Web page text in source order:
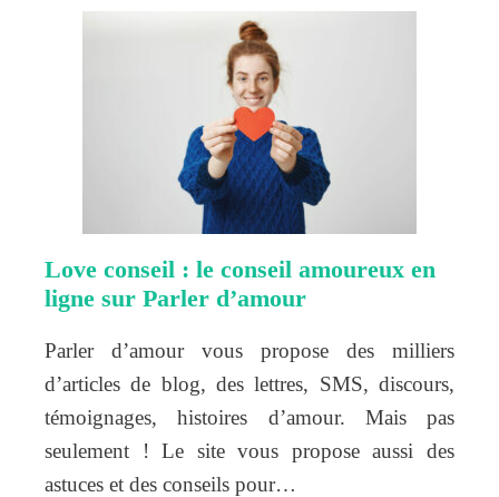
Love conseil : le conseil amoureux en
ligne sur Parler d’amour
Parler d’amour vous propose des milliers
d’articles de blog, des lettres, SMS, discours,
témoignages, histoires d’amour. Mais pas
seulement ! Le site vous propose aussi des
astuces et des conseils pour…